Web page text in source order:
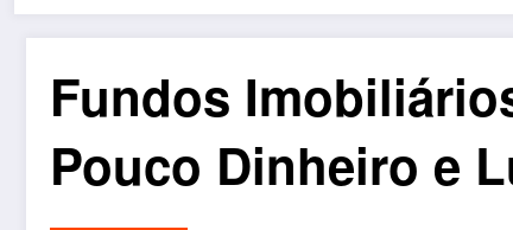
Fundos
Pouco Dinheiro e